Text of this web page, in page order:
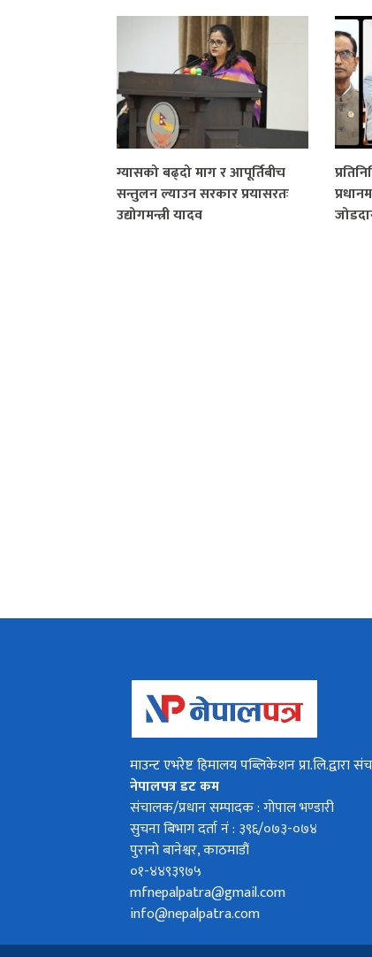
ग्यासको बढ्दो माग र आपूर्तिबीच
सन्तुलन ल्याउन सरकार प्रयासरतः
उद्योगमन्त्री यादव
माउन्ट एभरेष्ट हिमालय पब्लिकेशन प्रा.लि.द्वारा
नेपालपत्र डट कम
संचालक/प्रधान सम्पादक : गोपाल भण्डारी
सुचना बिभाग दर्ता नं : ३९६/०७३-०७४
पुरानो बानेश्वर, काठमाडौं
०१-४४९३९७५
mfnepalpatra@gmail.com
info@nepalpatra.com